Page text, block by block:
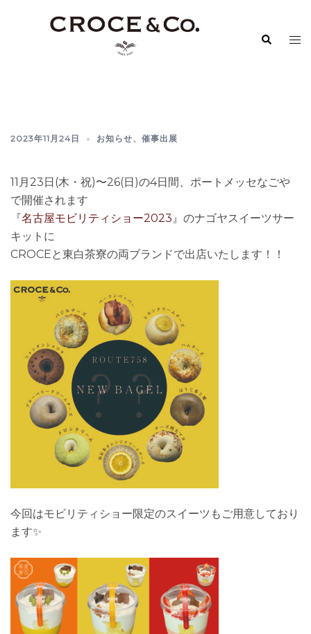
検
索
ト
2023年11月24日 お知らせ、 催事出展
11月23日(木・祝)〜26(日)の4日間、ポートメッセなごや
で開催されます
『名古屋モビリティショー2023』のナゴヤスイーツサー
キットに
CROCEと東白茶寮の両ブランドで出店いたします！！
今回はモビリティショー限定のスイーツもご用意しており
ます✨️